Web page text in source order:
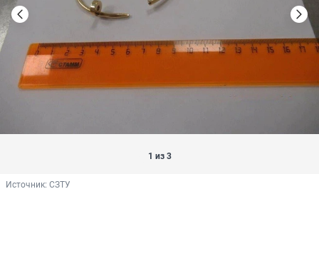
1 из 3
Источник: СЗТУ